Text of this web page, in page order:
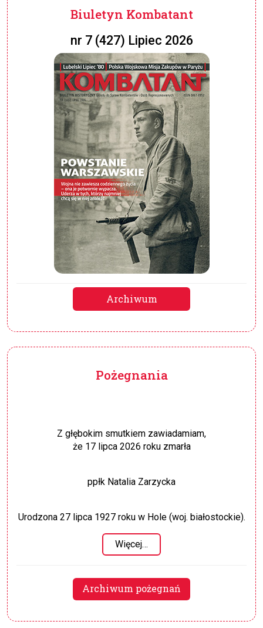
Biuletyn Kombatant
nr 7 (427) Lipiec 2026
Archiwum
Pożegnania
Z głębokim smutkiem zawiadamiam,
że 17 lipca 2026 roku zmarła
ppłk Natalia Zarzycka
Urodzona 27 lipca 1927 roku w Hole (woj. białostockie).
Więcej…
Archiwum pożegnań